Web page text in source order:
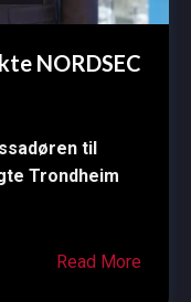
NORDSEC
til
Trondheim
Read More